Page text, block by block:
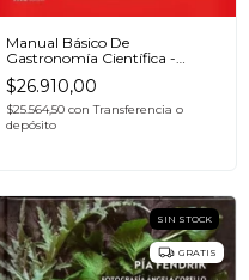
Manual Básico De
Gastronomía Científica -
Mariana Koppmann
$26.910,00
$25.564,50 con Transferencia o
depósito
SIN STOCK
GRATIS